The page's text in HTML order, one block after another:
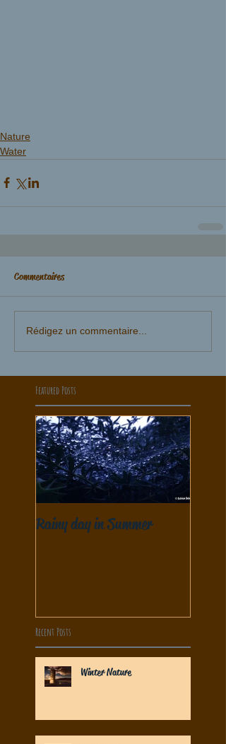
Featured Posts
Recent Posts
Nature
Water
Commentaires
Rédigez un commentaire...
Rainy day in Summer
Winter Nature